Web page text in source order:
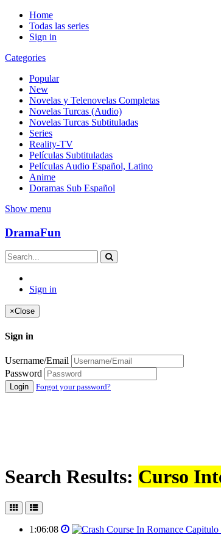
Home
Todas las series
Sign in
Categories
Popular
New
Novelas y Telenovelas Completas
Novelas Turcas (Audio)
Novelas Turcas Subtituladas
Series
Reality-TV
Películas Subtituladas
Películas Audio Español, Latino
Anime
Doramas Sub Español
Show menu
DramaFun
Sign in
×Close
Sign in
Username/Email
Password
Login Forgot your password?
Search Results: Curso
1:06:08